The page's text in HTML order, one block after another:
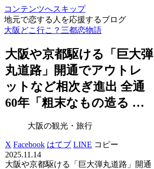
コンテンツへスキップ
地元で恋する人を応援するブログ
大阪どこ行こ？三都恋物語
大阪や京都駆ける「巨大弾
丸道路」開通でアウトレ
ットなど相次ぎ進出 全通
60年「粗末なもの造る …
大阪の観光・旅行
X Facebook はてブ LINE コピー
2025.11.14
大阪や京都駆ける「巨大弾丸道路」開通